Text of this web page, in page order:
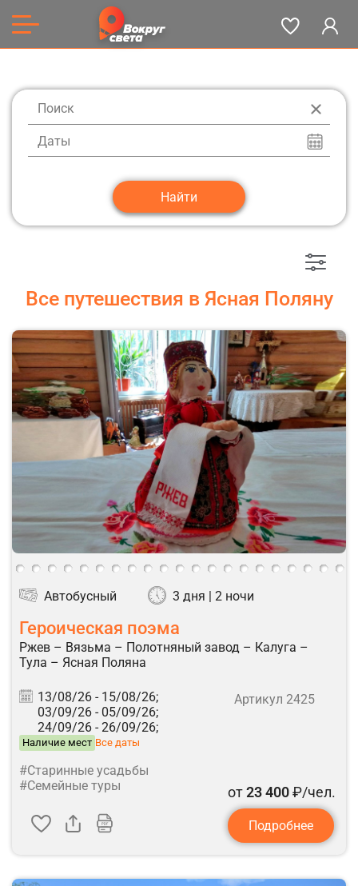
Даты
Все путешествия в Ясная Поляну
Автобусный 3 дня | 2 ночи
Героическая поэма
Ржев – Вязьма – Полотняный завод – Калуга –
Тула – Ясная Поляна
13/08/26 - 15/08/26;
03/09/26 - 05/09/26;
24/09/26 - 26/09/26;
Наличие мест Все даты
Артикул 2425
#Старинные усадьбы
#Семейные туры
от23 400₽/чел.
Подробнее